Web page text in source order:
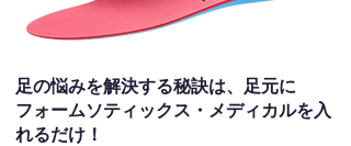
足の悩みを解決する秘訣は、足元に
フォームソティックス・メディカルを入
れるだけ！